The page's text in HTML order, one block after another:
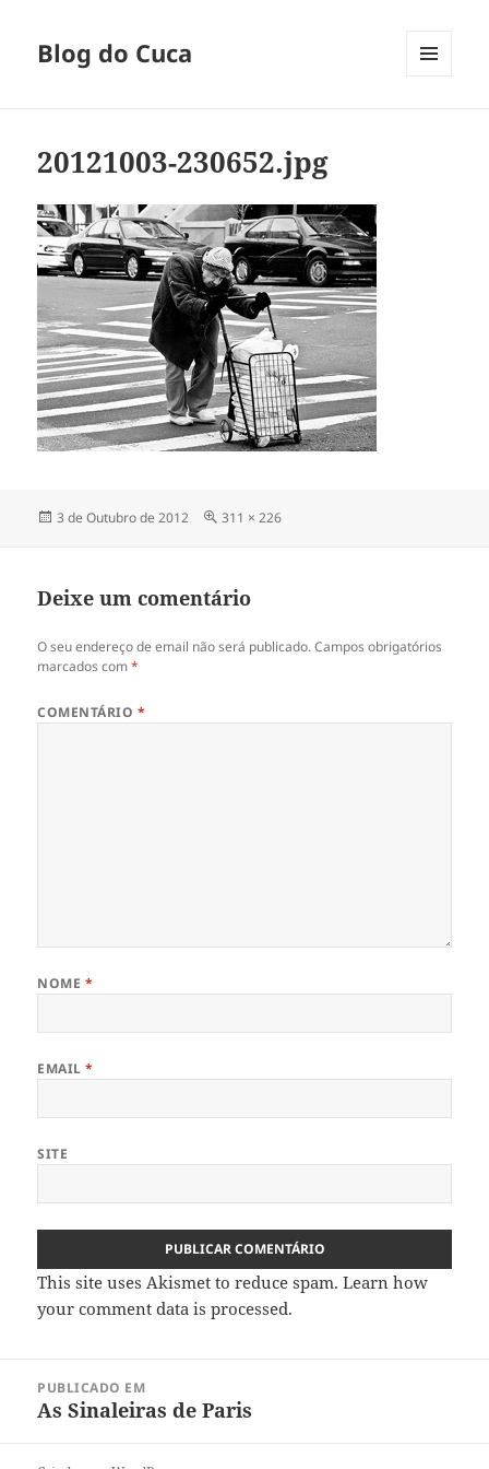
Blog do Cuca
20121003-230652.jpg
Publicado
3 de Outubro de 2012
Tamanho
311 × 226
Deixe um comentário
O seu endereço de email não será publicado. Campos obrigatórios
marcados com*
COMENTÁRIO *
NOME *
EMAIL*
SITE
This site uses Akismet to reduce spam.Learn how
your comment data is processed.
artigos
PUBLICADO EM
As Sinaleiras de Paris